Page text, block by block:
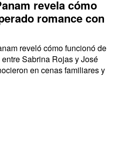
revela cómo
romance con
reveló cómo funcionó de
Sabrina Rojas y José
en cenas familiares y